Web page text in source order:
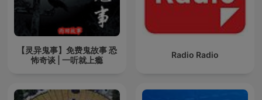
【灵异鬼事】免费鬼故事 恐
怖奇谈 | 一听就上瘾
Radio Radio